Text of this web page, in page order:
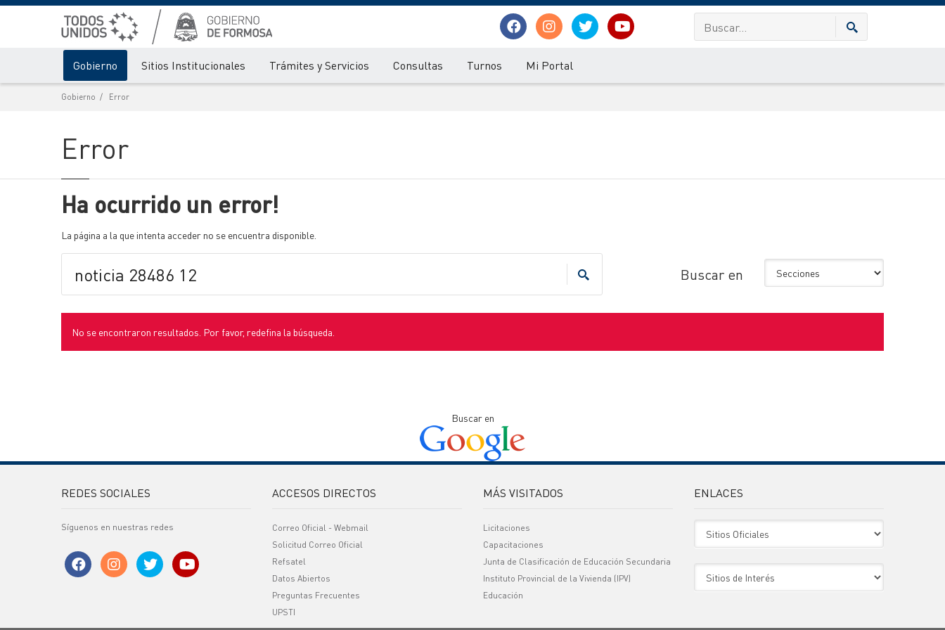
Gobierno Sitios Institucionales Trámites y Servicios Consultas Turnos Mi Portal
Gobierno Error
Error
Ha ocurrido un error!
La página a la que intenta acceder no se encuentra disponible.
Buscar en
No se encontraron resultados. Por favor, redefina la búsqueda.
Buscar en
REDES SOCIALES
Síguenos en nuestras redes
ACCESOS DIRECTOS
Correo Oficial - Webmail
Solicitud Correo Oficial
Refsatel
Datos Abiertos
Preguntas Frecuentes
UPSTI
MÁS VISITADOS
Licitaciones
Capacitaciones
Junta de Clasificación de Educación Secundaria
Instituto Provincial de la Vivienda (IPV)
Educación
ENLACES